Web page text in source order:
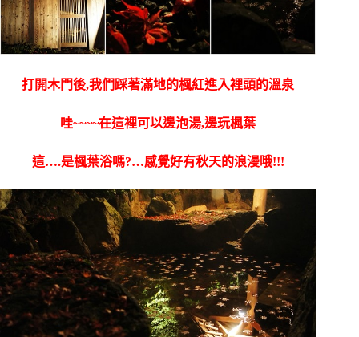
打開木門後,我們踩著滿地的楓紅進入裡頭的溫泉
哇~~~~在這裡可以邊泡湯,邊玩楓葉
這….是楓葉浴嗎?…感覺好有秋天的浪漫哦!!!